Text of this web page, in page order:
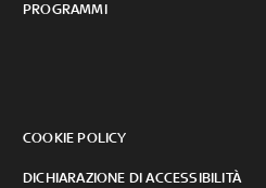
PROGRAMMI
COOKIE POLICY
DICHIARAZIONE DI ACCESSIBILITÀ